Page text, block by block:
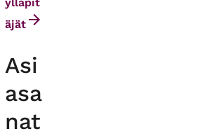
äjät
Asi
asa
nat